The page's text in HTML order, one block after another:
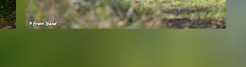
© Beate Wand